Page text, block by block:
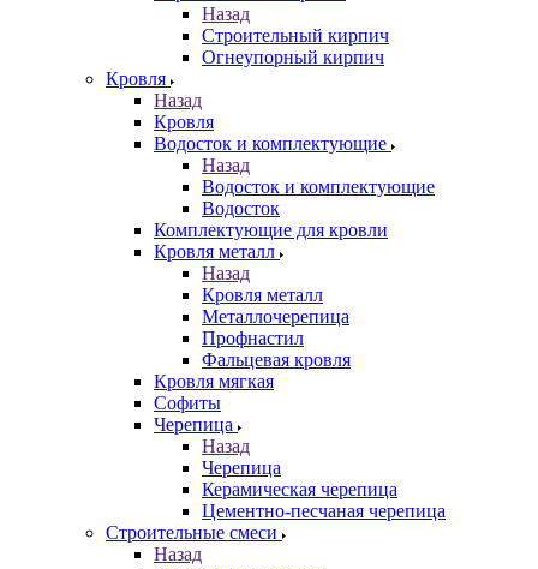
Назад
Строительный кирпич
Огнеупорный кирпич
Кровля
Назад
Кровля
Водосток и комплектующие
Назад
Водосток и комплектующие
Водосток
Комплектующие для кровли
Кровля металл
Назад
Кровля металл
Металлочерепица
Профнастил
Фальцевая кровля
Кровля мягкая
Софиты
Черепица
Назад
Черепица
Керамическая черепица
Цементно-песчаная черепица
Строительные смеси
Назад